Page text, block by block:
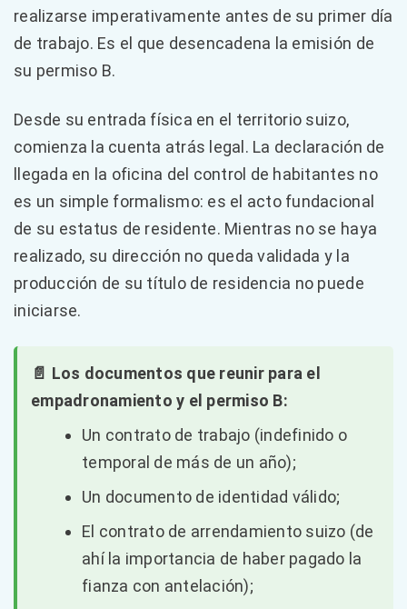
realizarse imperativamente antes de su primer día
de trabajo. Es el que desencadena la emisión de
su permiso B.
Desde su entrada física en el territorio suizo,
comienza la cuenta atrás legal. La declaración de
llegada en la oficina del control de habitantes no
es un simple formalismo: es el acto fundacional
de su estatus de residente. Mientras no se haya
realizado, su dirección no queda validada y la
producción de su título de residencia no puede
iniciarse.
📄 Los documentos que reunir para el
empadronamiento y el permiso B:
Un contrato de trabajo (indefinido o
temporal de más de un año);
Un documento de identidad válido;
El contrato de arrendamiento suizo (de
ahí la importancia de haber pagado la
fianza con antelación);